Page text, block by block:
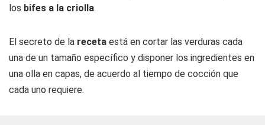
los bifes a la criolla.
El secreto de la receta está en cortar las verduras cada
una de un tamaño específico y disponer los ingredientes en
una olla en capas, de acuerdo al tiempo de cocción que
cada uno requiere.